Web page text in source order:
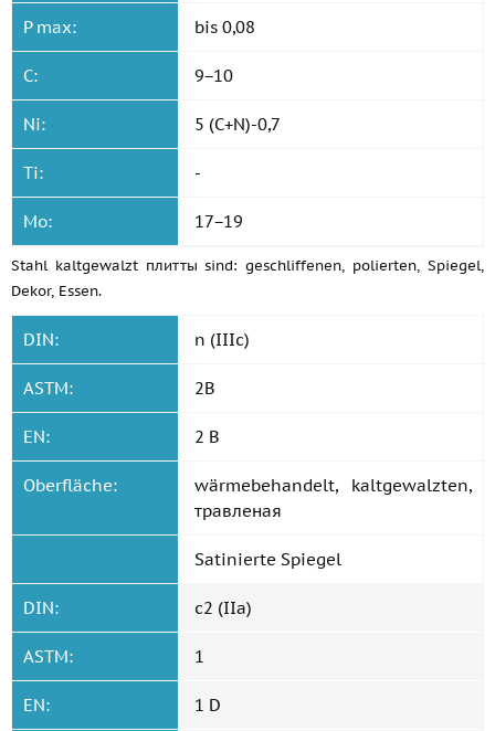
P max: bis 0,08
C: 9−10
Ni: 5 (C+N)-0,7
Ti: -
Mo: 17−19
Stahl kaltgewalzt плитты sind: geschliffenen, polierten, Spiegel,
Dekor, Essen.
DIN: n (IIIc)
ASTM: 2B
EN: 2 B
Oberfläche:
wärmebehandelt, kaltgewalzten,
травленая
Satinierte Spiegel
DIN: c2 (IIa)
ASTM: 1
EN: 1 D